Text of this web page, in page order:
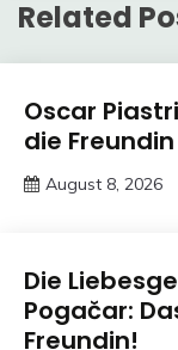
Related
Trends
Oscar
die
August 8, 2026
Trends
Die
Pogačar:
Freundin!